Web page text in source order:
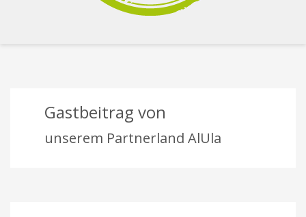
Gastbeitrag von
unserem Partnerland AlUla